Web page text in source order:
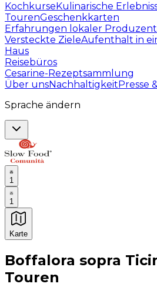
KochkurseKulinarische
TourenGeschenkkarten
Erfahrungen lokaler
Versteckte ZieleAufenthalt in
Haus
Reisebüros
Cesarine-Rezeptsammlung
Über unsNachhaltigkeitPresse
Sprache ändern
1
1
Karte
Unvergessliche kulinarische
Boffalora sopra
Touren